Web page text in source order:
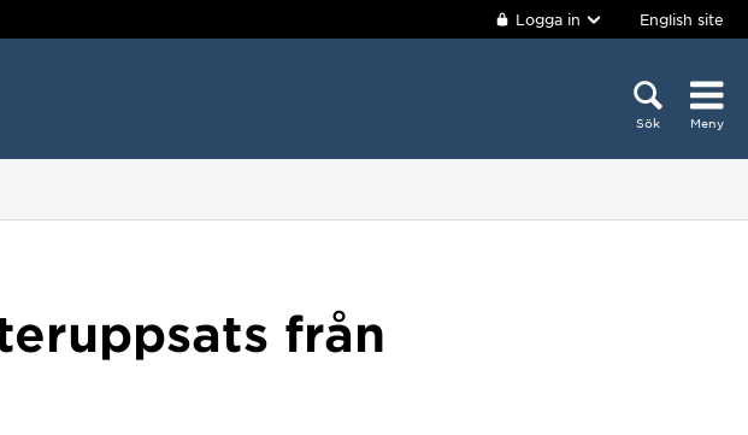
Logga in English site
Sök Meny
från